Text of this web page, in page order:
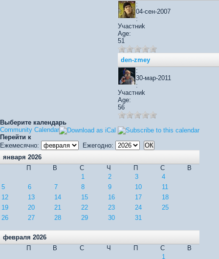
:
04-сен-2007
:
Участниk
Age:
51
den-zmey
:
30-мар-2011
:
Участниk
Age:
56
Выберите календарь
Community Calendar
Перейти к
Ежемесячно:
Ежегодно:
января 2026
П
В С Ч П С
В
1
2 3
4
5
6 7 8 9 10
11
12
13 14 15 16 17
18
19
20 21 22 23 24
25
26
27 28 29 30 31
февраля 2026
П
В С Ч П С
В
1